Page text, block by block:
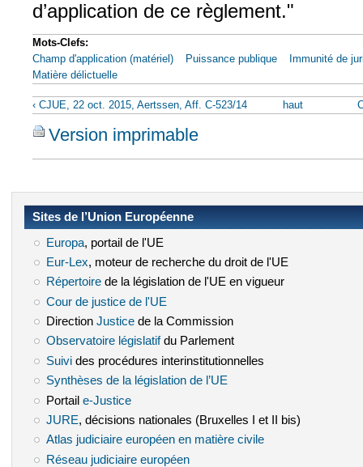
d’application de ce règlement."
Mots-Clefs:
Champ d'application (matériel)
Puissance publique
Immunité de
Matière délictuelle
‹ CJUE, 22 oct. 2015, Aertssen, Aff. C-523/14 haut
Version imprimable
Sites de l’Union Européenne
Europa(le lien est externe)
, portail de l'UE
Eur-Lex(le lien est externe)
, moteur de recherche du droit de l'UE
Répertoire(le lien est externe)
de la législation de l'UE en vigueur
Cour de justice de l'UE
Direction Justice(le lien est externe)
de la Commission
Observatoire législatif(le lien est externe)
du Parlement
Suivi(le lien est externe)
des procédures interinstitutionnelles
Synthèses de la législation de l’UE
Portail e-Justice(le lien est externe)
JURE (le lien est externe)
, décisions nationales (Bruxelles I et II bis)
Atlas judiciaire européen en matière civile(le lien est externe)
Réseau judiciaire européen(le lien est externe)